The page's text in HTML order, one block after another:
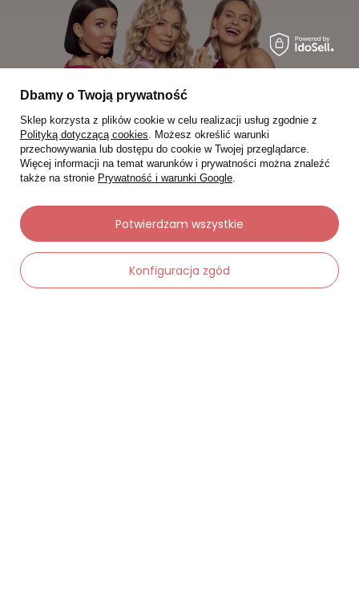
Moje zamówienia
Status zamówienia
Śledzenie przesyłki
Dbamy o Twoją prywatność
Sklep korzysta z plików cookie w celu realizacji usług zgodnie z
Polityką dotyczącą cookies. Możesz określić warunki
przechowywania lub dostępu do cookie w Twojej przeglądarce.
Więcej informacji na temat warunków i prywatności można znaleźć
także na stronie Prywatność i warunki Google.
Konfiguracja zgód
Potwierdzam wszystkie